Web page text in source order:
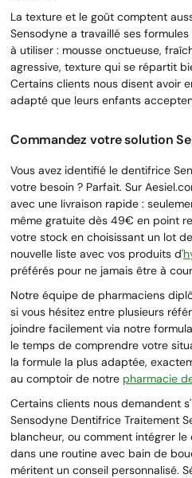
La texture et le goût comptent
Sensodyne a travaillé ses
à utiliser : mousse onctueuse,
agressive, texture qui se répartit
Certains clients nous disent avoir
adapté que leurs enfants
Commandez votre solution
Vous avez identifié le dentifrice
votre besoin ? Parfait. Sur
avec une livraison rapide :
même gratuite dès 49€ en point
votre stock en choisissant un lot
nouvelle liste avec vos produits d'
préférés pour ne jamais être à
Notre équipe de pharmaciens
si vous hésitez entre plusieurs
joindre facilement via notre
le temps de comprendre votre
la formule la plus adaptée,
au comptoir de notre pharmacie
Certains clients nous demandent
Sensodyne Dentifrice Traitement
blancheur, ou comment intégrer
dans une routine avec bain de
méritent un conseil personnalisé.